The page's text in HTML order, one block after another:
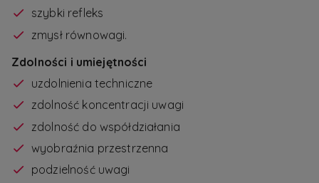
szybki refleks
zmysł równowagi.
Zdolności i umiejętności
uzdolnienia techniczne
zdolność koncentracji uwagi
zdolność do współdziałania
wyobraźnia przestrzenna
podzielność uwagi